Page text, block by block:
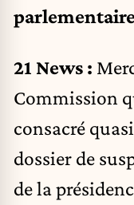
21 News :
Commission
consacré
dossier de
de la